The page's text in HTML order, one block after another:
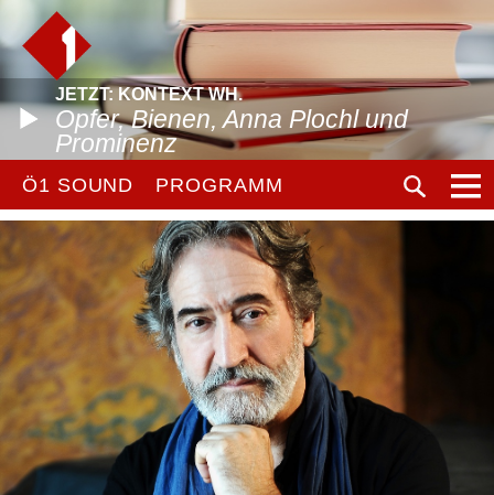
JETZT: KONTEXT WH.
Opfer, Bienen, Anna Plochl und
Prominenz
Ö1 SOUND PROGRAMM